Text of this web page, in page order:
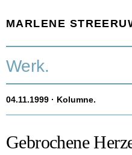
MARLENE
Timeline.
Texte.
Werk.
04.11.1999 · Kolumne.
Gebrochene